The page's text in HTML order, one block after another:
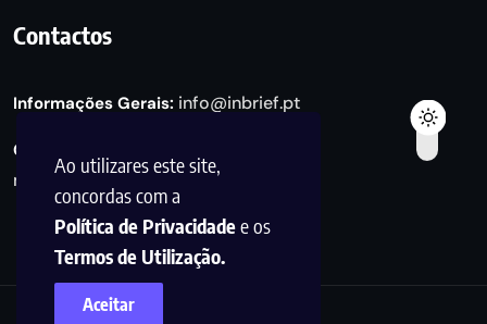
Ao utilizares este site,
concordas com a
Política de Privacidadee os
Termos de Utilização.
Aceitar
Contactos
Informações Gerais: info@inbrief.pt
Consultas de Marketing e Parcerias:
marketing@inbrief.pt